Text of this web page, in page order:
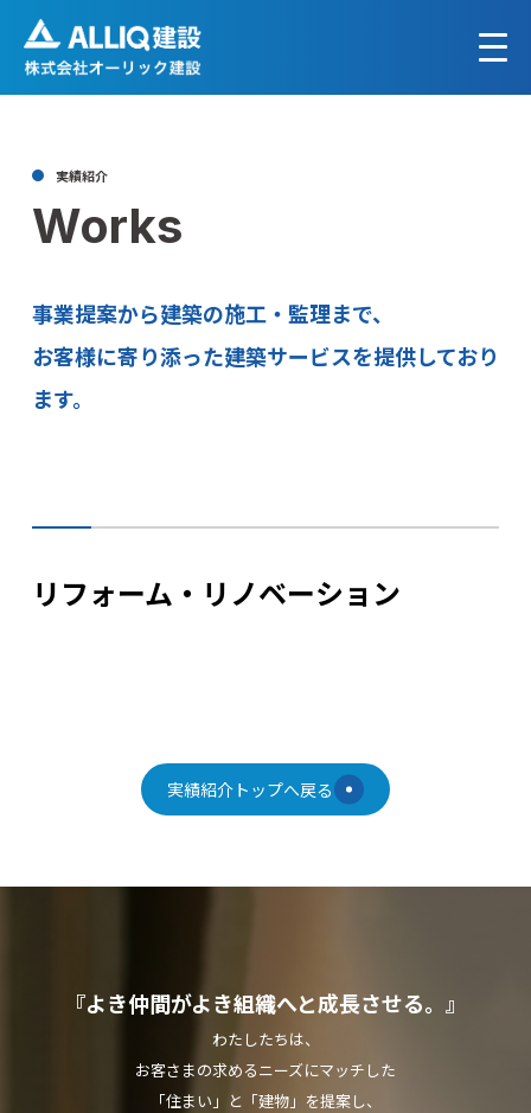
実績紹介
Works
事業提案から建築の施工・監理まで、
お客様に寄り添った建築サービスを提供しており
ます。
リフォーム・リノベーション
実績紹介トップへ戻る
『よき仲間がよき組織へと成長させる。』
わたしたちは、
お客さまの求めるニーズにマッチした
「住まい」と「建物」を提案し、